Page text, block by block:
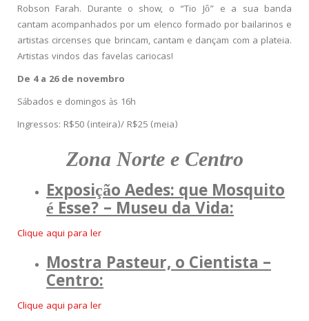
Robson Farah. Durante o show, o “Tio Jô” e a sua banda
cantam acompanhados por um elenco formado por bailarinos e
artistas circenses que brincam, cantam e dançam com a plateia.
Artistas vindos das favelas cariocas!
De 4 a 26 de novembro
Sábados e domingos às 16h
Ingressos: R$50 (inteira)/ R$25 (meia)
Zona Norte e Centro
Exposição Aedes: que Mosquito
é Esse? – Museu da Vida:
Clique aqui para ler
Mostra Pasteur, o Cientista –
Centro:
Clique aqui para ler